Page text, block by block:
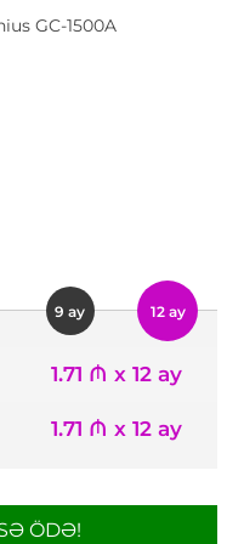
GC-1500A
9 ay 12 ay
1.71 ₼ x 12 ay
1.71 ₼ x 12 ay
ÖDƏ!